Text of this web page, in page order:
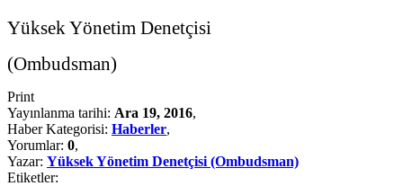
Yüksek Yönetim Denetçisi
(Ombudsman)
Print
Yayınlanma tarihi: Ara 19, 2016,
Haber Kategorisi: Haberler,
Yorumlar: 0,
Yazar: Yüksek Yönetim Denetçisi (Ombudsman)
Etiketler: